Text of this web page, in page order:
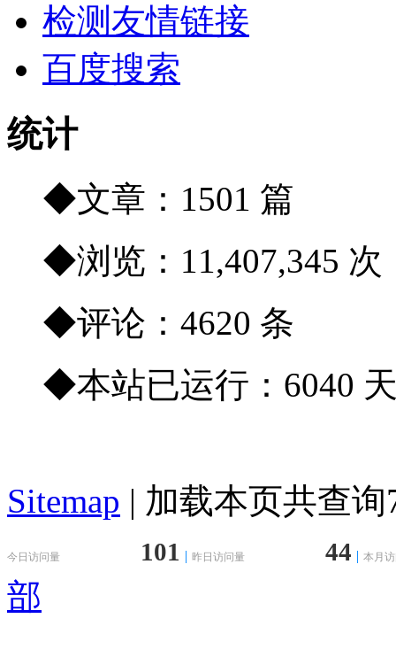
检测友情链接
百度搜索
统计
◆文章：1501 篇
◆浏览：11,407,345 次
◆评论：4620 条
◆本站已运行：6040
Sitemap | 加载本页共查
今日访问量 101 昨日访问量 44 本月
部